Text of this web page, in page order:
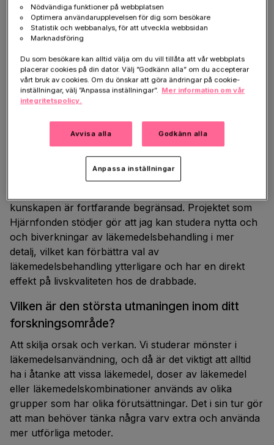
Läkemedel är centrala i behandling vid tillstånd som
skapar psykiskt lidande, och antalet olika läkemedel
som används är stort. Komplexiteten i de här
behandling bidrar till att man kan behöva pröva flera
olika läkemedel, och ofta i kombination, innan man
hittar något som lindrar och hjälper.
Det kan i sig förlänga lidandet, och ibland skapa mer
lidande genom oönskade bieffekter. Resultat från
tidigare studier som jag och mina kollegor genomfört
har bidragit till uppdaterade
behandlingsrekommendationer som förhoppningsvis
kunskapen är fortfarande begränsad. Projektet som
Hjärnfonden stödjer gör att jag kan studera nytta och
och biverkningar av läkemedelsbehandling i mer
detalj, vilket kan förbättra val av
läkemedelsbehandling ytterligare och har en direkt
effekt på livskvaliteten hos de drabbade.
Vilken är den största utmaningen inom ditt
forskningsområde?
Att skilja orsak och verkan. Vi studerar mönster i
läkemedelsanvändning, och då är det viktigt att alltid
ha i åtanke att vissa läkemedel, doser av läkemedel
eller läkemedelskombinationer används av olika
grupper som har olika förutsättningar. Det i sin tur gör
att man behöver tänka några varv extra och använda
mer utförliga metoder.
Nödvändiga funktioner på webbplatsen
Optimera användarupplevelsen för dig som besökare
Statistik och webbanalys, för att utveckla webbsidan
Marknadsföring
Du som besökare kan alltid välja om du vill tillåta att vår webbplats
placerar cookies på din dator. Välj ”Godkänn alla” om du accepterar
vårt bruk av cookies. Om du önskar att göra ändringar på cookie-
inställningar, välj ”Anpassa inställningar”. Mer information om vår
integritetspolicy.
Avvisa alla Godkänn alla
Anpassa inställningar